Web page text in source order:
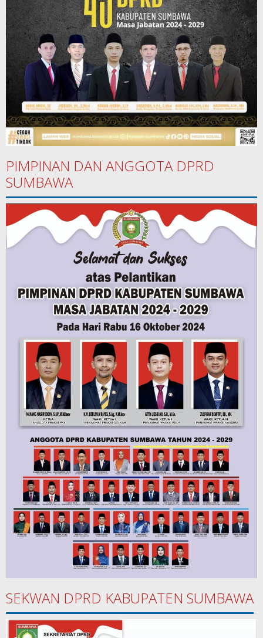
PIMPINAN DAN ANGGOTA DPRD
SUMBAWA
SEKWAN DPRD KABUPATEN SUMBAWA